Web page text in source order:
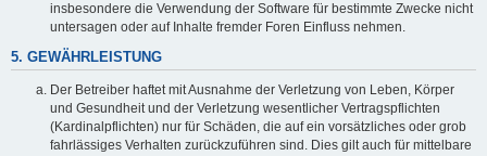
insbesondere die Verwendung der Software für bestimmte Zwecke nicht
untersagen oder auf Inhalte fremder Foren Einfluss nehmen.
5. GEWÄHRLEISTUNG
Der Betreiber haftet mit Ausnahme der Verletzung von Leben, Körper
und Gesundheit und der Verletzung wesentlicher Vertragspflichten
(Kardinalpflichten) nur für Schäden, die auf ein vorsätzliches oder grob
fahrlässiges Verhalten zurückzuführen sind. Dies gilt auch für mittelbare